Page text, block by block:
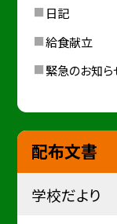
日記
給食献立
緊急のお知ら
配布文書
学校だより